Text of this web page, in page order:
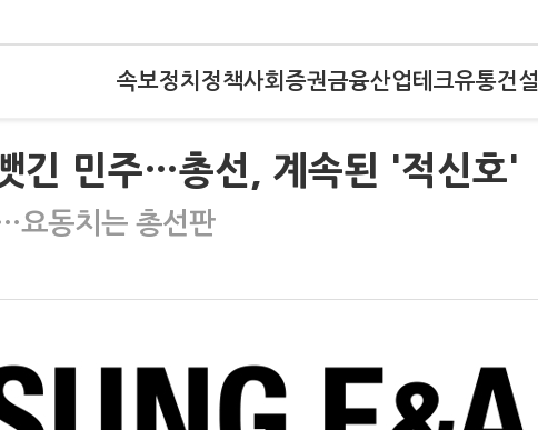
속보정치 정책사회 증권금융산업테크유통건설
긴 민주…총선, 계속된 '적신호'
동치는 총선판